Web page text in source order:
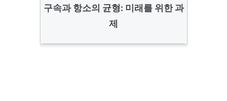
구속과 항소의 균형: 미래를 위한 과
제